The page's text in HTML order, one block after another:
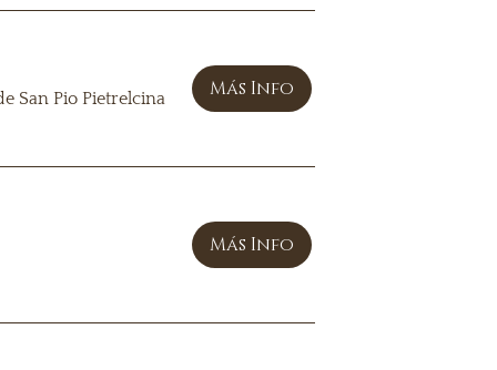
San Pio Pietrelcina Más Info
Más Info